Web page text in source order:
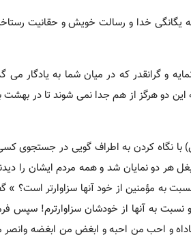
یگانگی خدا و رسالت خویش و حقانیت
و گرانقدر که در میان شما به یادگار
دو هرگز از هم جدا نمی شوند تا در
(ص) با نگاه کردن به اطراف گویی در
هر دو نمایان شد و همه مردم ایشان را
به مؤمنین از خود آنها سزاوارتر است؟ »
نسبت به آنها از خودشان سزاوارترم! سپس
و احب من احبه و ابغض من ابغضه